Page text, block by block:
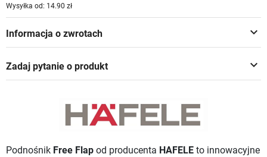
Wysyłka od: 14.90 zł
keyboard_arrow_down
Informacja o zwrotach
keyboard_arrow_down
Zadaj pytanie o produkt
Podnośnik Free Flap od producenta HAFELE to innowacyjne